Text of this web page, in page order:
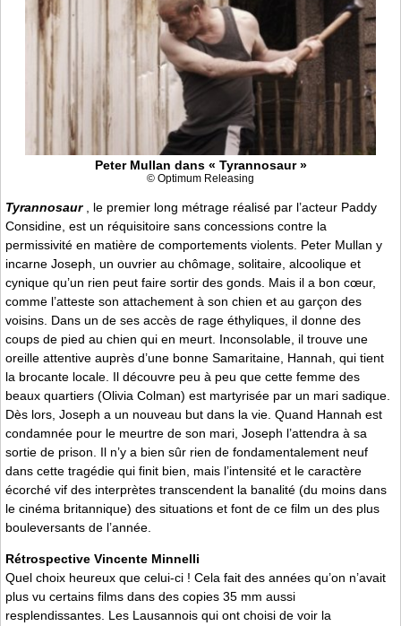
Peter Mullan dans « Tyrannosaur »
© Optimum Releasing
Tyrannosaur
, le premier long métrage réalisé par l’acteur Paddy
Considine, est un réquisitoire sans concessions contre la
permissivité en matière de comportements violents. Peter Mullan y
incarne Joseph, un ouvrier au chômage, solitaire, alcoolique et
cynique qu’un rien peut faire sortir des gonds. Mais il a bon cœur,
comme l’atteste son attachement à son chien et au garçon des
voisins. Dans un de ses accès de rage éthyliques, il donne des
coups de pied au chien qui en meurt. Inconsolable, il trouve une
oreille attentive auprès d’une bonne Samaritaine, Hannah, qui tient
la brocante locale. Il découvre peu à peu que cette femme des
beaux quartiers (Olivia Colman) est martyrisée par un mari sadique.
Dès lors, Joseph a un nouveau but dans la vie. Quand Hannah est
condamnée pour le meurtre de son mari, Joseph l’attendra à sa
sortie de prison. Il n’y a bien sûr rien de fondamentalement neuf
dans cette tragédie qui finit bien, mais l’intensité et le caractère
écorché vif des interprètes transcendent la banalité (du moins dans
le cinéma britannique) des situations et font de ce film un des plus
bouleversants de l’année.
Rétrospective Vincente Minnelli
Quel choix heureux que celui-ci ! Cela fait des années qu’on n’avait
plus vu certains films dans des copies 35 mm aussi
resplendissantes. Les Lausannois qui ont choisi de voir la